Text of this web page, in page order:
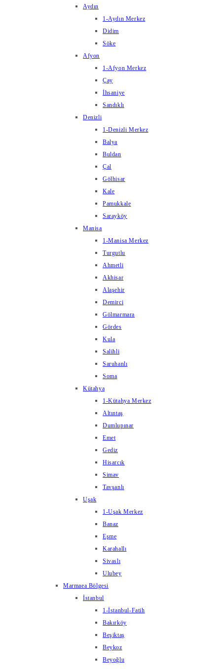
Aydın
1-Aydın Merkez
Didim
Söke
Afyon
1-Afyon Merkez
Çay
İhsaniye
Sandıklı
Denizli
1-Denizli Merkez
Balya
Buldan
Çal
Gölhisar
Kale
Pamukkale
Sarayköy
Manisa
1-Manisa Merkez
Turgutlu
Ahmetli
Akhisar
Alaşehir
Demirci
Gölmarmara
Gördes
Kula
Salihli
Saruhanlı
Soma
Kütahya
1-Kütahya Merkez
Altıntaş
Dumlupınar
Emet
Gediz
Hisarcık
Simav
Tavşanlı
Uşak
1-Uşak Merkez
Banaz
Eşme
Karahallı
Sivaslı
Ulubey
Marmaea Bölgesi
İstanbul
1-İstanbul-Fatih
Bakırköy
Beşiktaş
Beykoz
Beyoğlu